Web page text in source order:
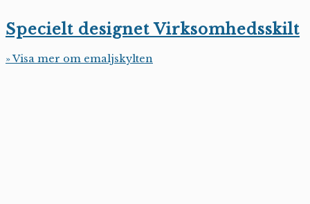
Specielt designet Virksomhedsskilt
» Visa mer om emaljskylten